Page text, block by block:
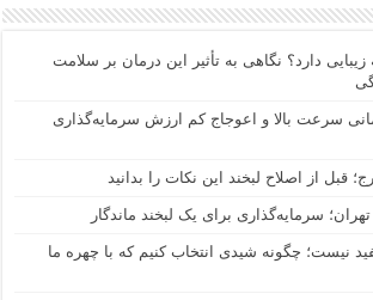
زیبایی دارد؟ نگاهی به تأثیر این درمان بر سلامت
سرعت بالا و اعوجاج کم ارزش سرمایه‌گذاری
قبل از اصلاح لبخند این نکات را بدانید
سرمایه‌گذاری برای یک لبخند ماندگار
نیست؛ چگونه شیدی انتخاب کنیم که با چهره ما